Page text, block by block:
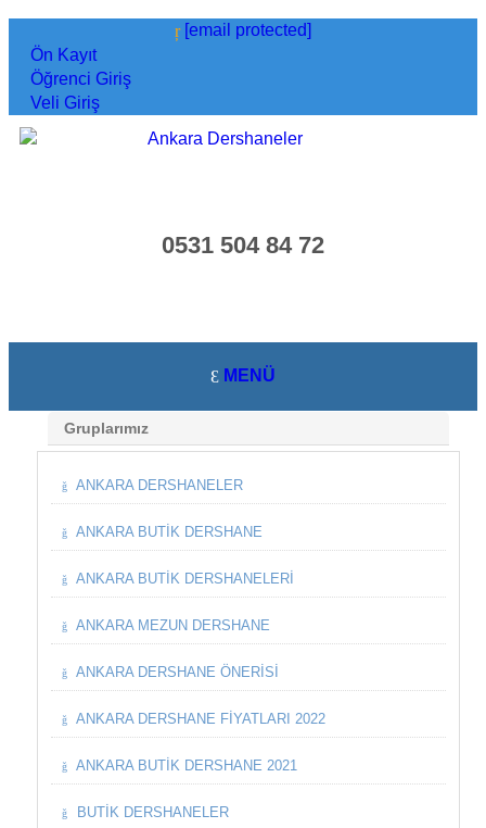
[email protected]
Ön Kayıt
Öğrenci Giriş
Veli Giriş
0531 504 84 72
MENÜ
Gruplarımız
ANKARA DERSHANELER
ANKARA BUTIK DERSHANE
ANKARA BUTIK DERSHANELERI
ANKARA MEZUN DERSHANE
ANKARA DERSHANE ÖNERISI
ANKARA DERSHANE FIYATLARI 2022
ANKARA BUTIK DERSHANE 2021
BUTIK DERSHANELER